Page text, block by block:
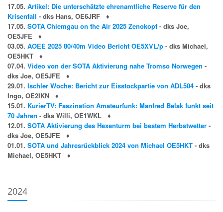
17.05. Artikel: Die unterschätzte ehrenamtliche Reserve für den
Krisenfall - dks Hans, OE6JRF
♦
17.05. SOTA Chiemgau on the Air 2025 Zenokopf - dks Joe,
OE5JFE
♦
03.05. AOEE 2025 80/40m Video Bericht OE5XVL/p - dks Michael,
OE5HKT
♦
07.04. Video von der SOTA Aktivierung nahe Tromso Norwegen -
dks Joe, OE5JFE
♦
29.01. Ischler Woche: Bericht zur Eisstockpartie von ADL504 - dks
Ingo, OE2IKN
♦
15.01. KurierTV: Faszination Amateurfunk: Manfred Belak funkt seit
70 Jahren - dks Willi, OE1WKL
♦
12.01. SOTA Aktivierung des Hexenturm bei bestem Herbstwetter -
dks Joe, OE5JFE
♦
01.01. SOTA und Jahresrückblick 2024 von Michael OE5HKT - dks
Michael, OE5HKT
♦
2024